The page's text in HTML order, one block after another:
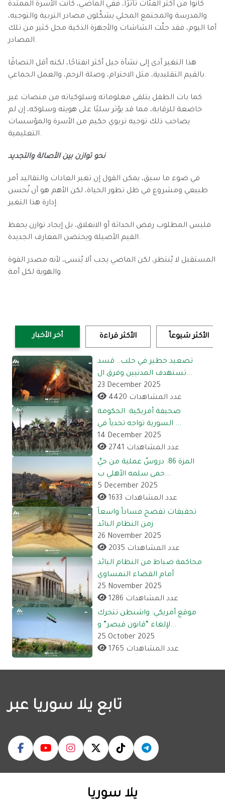
كانوا من أكثر الفئات تأثرًا، ففي الماضي، كانت الأسرة الممتدة
والمدرسة والمجتمع المحلي يشكّلون مصادر التربية والتوجيه،
أما اليوم، فقد حلّت الشاشات والأجهزة الذكية محل كثير من تلك
المصادر.
هذا التغير أدى إلى نشأة جيل أكثر انفتاحًا، لكنه أقل التصاقًا
بالقيم التقليدية، مثل الاحترام، وصلة الرحم، والعمل الجماعي.
كما بات الطفل يتلقى معلوماته وسلوكياته من منصات غير
خاضعة للرقابة، مما قد يؤثر سلبًا على هويته وسلوكه، إن لم
يصاحب ذلك توجيه تربوي حكيم من الأسرة والمؤسسات
التعليمية.
نحو توازن بين الأصالة والتجديد
في ضوء ما سبق، يمكن القول إن تغير العادات والتقاليد أمر
طبيعي ومشروع في ظل تطور الحياة، لكن الأهم هو أن نُحسن
إدارة هذا التغير.
فليس المطلوب رفض الحداثة أو الانغلاق، بل إيجاد توازن يحفظ
القيم الأصيلة ويحتضن المعارف الجديدة.
المستقبل لا يُنتظر، لكن الماضي يجب ألا يُنسى، لأنه مصدر القوة
والهوية لكل أمة.
أخر الأخبار الأكثر قراءة الأكثر شيوعاً
تصعيد خطير في حلب.. قسد
تستهدف المدنيين وفرق ال...
23 December 2025
4420 عدد المشاهدات
صحيفة أمريكية: الحكومة
السورية تواجه تحدياً في ...
14 December 2025
2741 عدد المشاهدات
المزة 86: دروسٌ عملية من حيٍّ
حمى سلمه الأهلي ب...
5 December 2025
1633 عدد المشاهدات
تحقيقات تفضح فساداً واسعاً
زمن النظام البائد
26 November 2025
2035 عدد المشاهدات
محاكمة ضباط من النظام البائد
أمام القضاء النمساوي
25 November 2025
1286 عدد المشاهدات
موقع أمريكي: واشنطن تتحرك
لإلغاء “قانون قيصر” و...
25 October 2025
1765 عدد المشاهدات
تابع يلا سوريا عبر
يلا سوريا